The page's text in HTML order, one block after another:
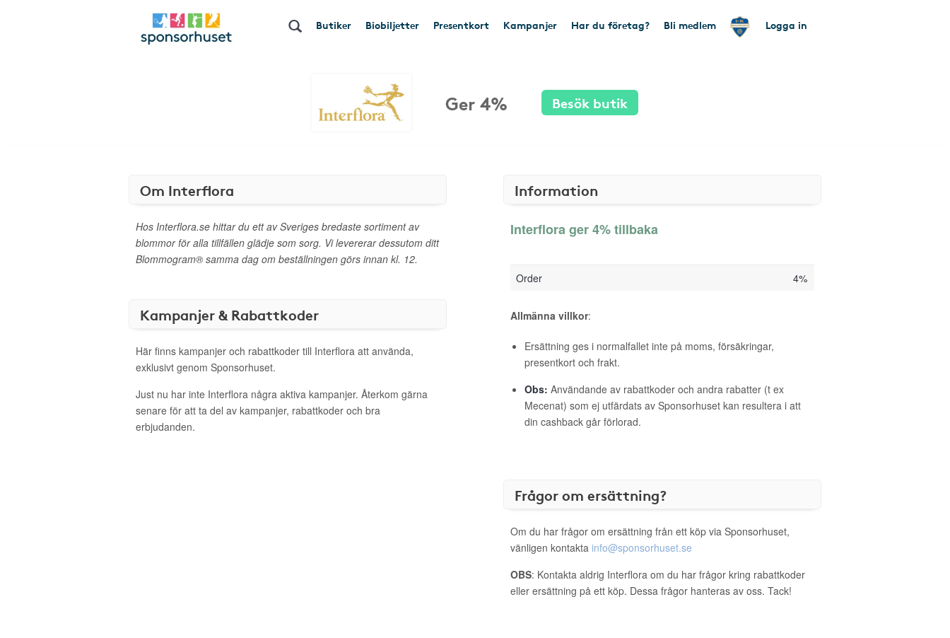
Butiker Biobiljetter Presentkort Kampanjer Har du företag? Bli medlem Logga in
Ger 4% Besök butik
Om Interflora
Hos Interflora.se hittar du ett av Sveriges bredaste sortiment av
blommor för alla tillfällen glädje som sorg. Vi levererar dessutom ditt
Blommogram® samma dag om beställningen görs innan kl. 12.
Kampanjer & Rabattkoder
Här finns kampanjer och rabattkoder till Interflora att använda,
exklusivt genom Sponsorhuset.
Just nu har inte Interflora några aktiva kampanjer. Återkom gärna
senare för att ta del av kampanjer, rabattkoder och bra
erbjudanden.
Information
Interflora ger 4% tillbaka
Order 4%
Allmänna villkor:
Ersättning ges i normalfallet inte på moms, försäkringar,
presentkort och frakt.
Obs: Användande av rabattkoder och andra rabatter (t ex
Mecenat) som ej utfärdats av Sponsorhuset kan resultera i att
din cashback går förlorad.
Frågor om ersättning?
Om du har frågor om ersättning från ett köp via Sponsorhuset,
vänligen kontakta info@sponsorhuset.se
OBS: Kontakta aldrig Interflora om du har frågor kring rabattkoder
eller ersättning på ett köp. Dessa frågor hanteras av oss. Tack!